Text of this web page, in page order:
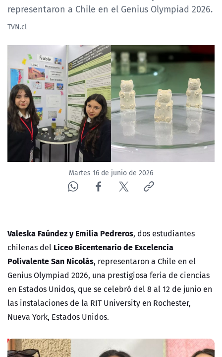
representaron a Chile en el Genius Olympiad 2026.
TVN.cl
Martes 16 de junio de 2026
Valeska Faúndez y Emilia Pedreros, dos estudiantes
chilenas del Liceo Bicentenario de Excelencia
Polivalente San Nicolás, representaron a Chile en el
Genius Olympiad 2026, una prestigiosa feria de ciencias
en Estados Unidos, que se celebró del 8 al 12 de junio en
las instalaciones de la RIT University en Rochester,
Nueva York, Estados Unidos.